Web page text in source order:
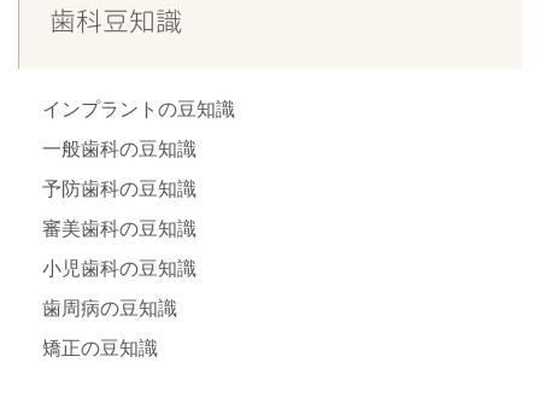
歯科豆知識
インプラントの豆知識
一般歯科の豆知識
予防歯科の豆知識
審美歯科の豆知識
小児歯科の豆知識
歯周病の豆知識
矯正の豆知識